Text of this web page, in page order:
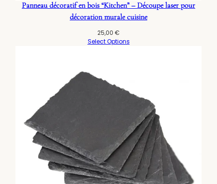
Panneau décoratif en bois “Kitchen” – Découpe laser pour
décoration murale cuisine
25,00 €
Select Options